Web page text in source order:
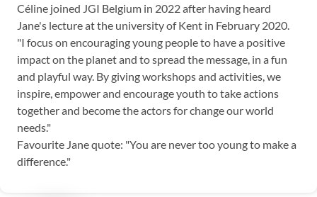
Céline joined JGI Belgium in 2022 after having heard
Jane's lecture at the university of Kent in February 2020.
"I focus on encouraging young people to have a positive
impact on the planet and to spread the message, in a fun
and playful way. By giving workshops and activities, we
inspire, empower and encourage youth to take actions
together and become the actors for change our world
needs."
Favourite Jane quote: "You are never too young to make a
difference."